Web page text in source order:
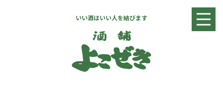
いい酒はいい人を結びます